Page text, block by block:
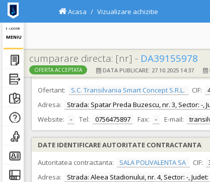
E - LICITATIE
MENIU
Acasa Vizualizare achizitie
cumparare directa: [nr] - DA39155978
OFERTA ACCEPTATA DATA PUBLICARE: 27.10.2025 14:37
DATE IDENTIFICARE OFERTANT
Ofertant:
S.C. Transilvania Smart Concept S.R.L. CIF:
Adresa:
Strada: Spatar Preda Buzescu, nr. 3, Sector: -,
Website:
- Tel: 0756475897 Fax: - E-mail:
DATE IDENTIFICARE AUTORITATE CONTRACTANTA
Autoritatea contractanta:
SALA POLIVALENTA SA CIF:
Adresa:
Strada: Aleea Stadionului, nr. 4, Sector: -,